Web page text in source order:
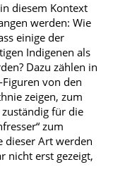
diesem Kontext
werden: Wie
einige der
Indigenen als
Dazu zählen in
von den
zeigen, zum
für die
zum
dieser Art werden
nicht erst gezeigt,